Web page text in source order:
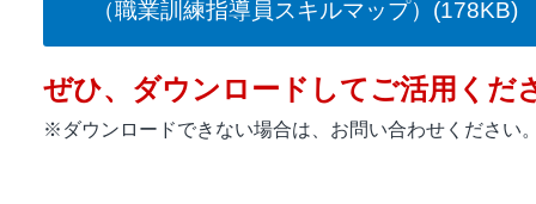
（職業訓練指導員スキルマップ）(178KB)
ぜひ、ダウンロードしてご活用くだ
※ダウンロードできない場合は、お問い合わせください